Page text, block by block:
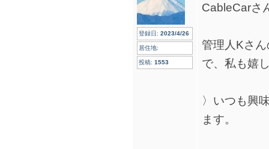
登録日: 2023/4/26
居住地:
投稿: 1553
CableCarさ
管理人Kさ
で、私も嬉
〉いつも興
ます。